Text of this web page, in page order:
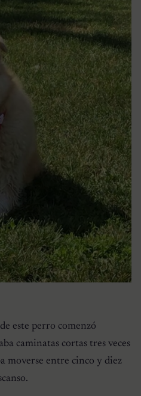
este perro comenzó
caminatas cortas tres veces
moverse entre cinco y diez